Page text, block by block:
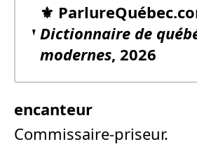
⚜️
Dictionnaire de
modernes, 2026
encanteur
Commissaire-priseur.